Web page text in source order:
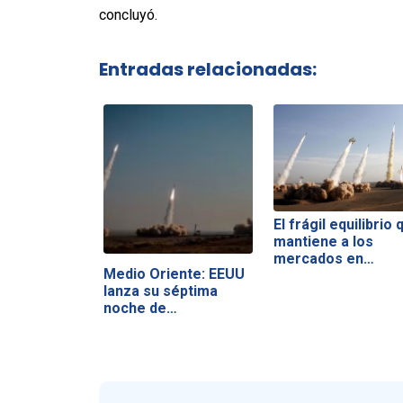
concluyó.
Entradas relacionadas:
Medio Oriente: EEUU
lanza su séptima
noche de…
El frágil equilibrio
mantiene a los
mercados en…